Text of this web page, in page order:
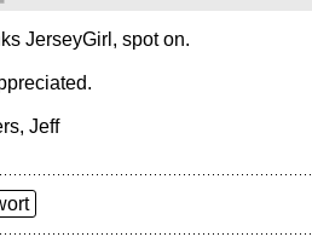
JerseyGirl, spot on.
Jeff